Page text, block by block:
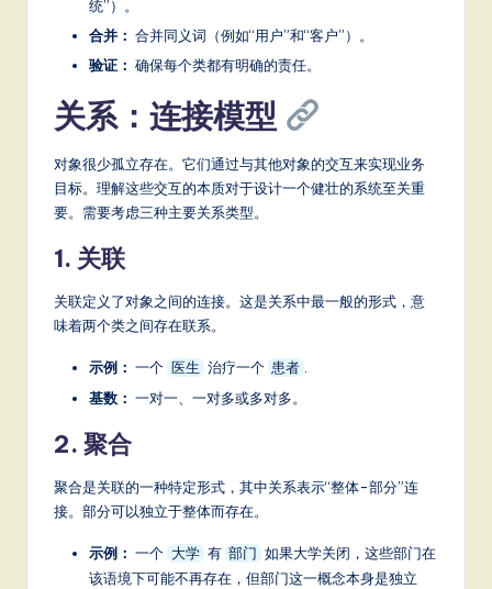
统”）。
合并： 合并同义词（例如“用户”和“客户”）。
验证： 确保每个类都有明确的责任。
关系：连接模型
对象很少孤立存在。它们通过与其他对象的交互来实现业务
目标。理解这些交互的本质对于设计一个健壮的系统至关重
要。需要考虑三种主要关系类型。
1. 关联
关联定义了对象之间的连接。这是关系中最一般的形式，意
味着两个类之间存在联系。
示例： 一个 医生 治疗一个 患者
基数： 一对一、一对多或多对多。
2. 聚合
聚合是关联的一种特定形式，其中关系表示“整体-部分”连
接。部分可以独立于整体而存在。
示例： 一个 大学 有 部门 如果大学关闭，这些部门在
该语境下可能不再存在，但部门这一概念本身是独立